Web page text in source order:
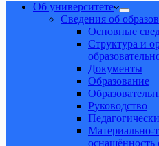
Об университете
Сведения об
Основные
Структура и
Документы
Образование
Руководство
Материально-
оснащённость